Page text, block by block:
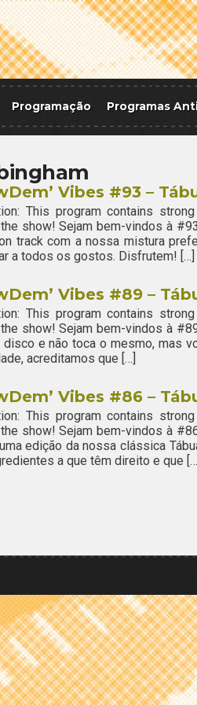
Programação Programas
Vibes #93 –
This program contains
show! Sejam bem-vindos à
track com a nossa mistura
a todos os gostos. Disfrutem! […]
Vibes #89 –
This program contains
show! Sejam bem-vindos à
disco e não toca o mesmo, mas
acreditamos que […]
Vibes #86 –
This program contains
show! Sejam bem-vindos à
edição da nossa clássica
a que têm direito e que